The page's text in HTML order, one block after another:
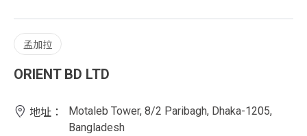
孟加拉
ORIENT BD LTD
地址：
Motaleb Tower, 8/2 Paribagh, Dhaka-1205,
Bangladesh